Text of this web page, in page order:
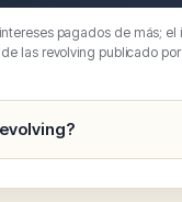
pagados de más;
las revolving publicado